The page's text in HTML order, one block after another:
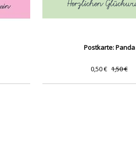
Postkarte: Panda
0,50 € 1,50 €